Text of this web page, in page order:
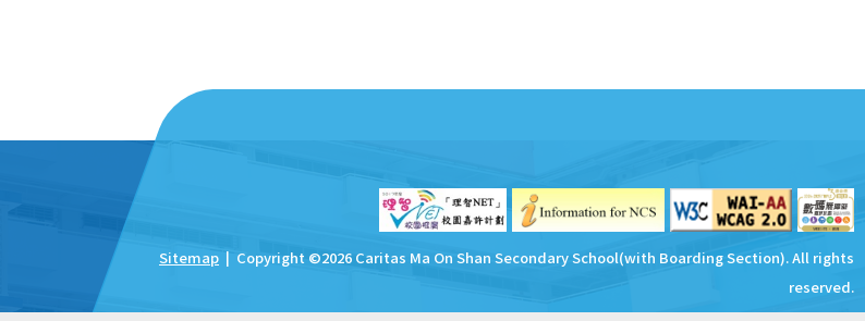
Sitemap | Copyright ©2026 Caritas Ma On Shan Secondary School(with Boarding Section). All rights
reserved.